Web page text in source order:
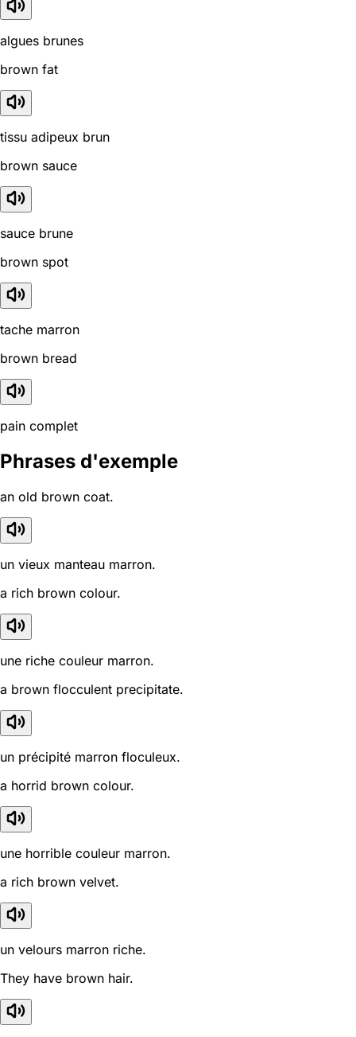
algues brunes
brown fat
tissu adipeux brun
brown sauce
sauce brune
brown spot
tache marron
brown bread
pain complet
Phrases d'exemple
an old brown coat.
un vieux manteau marron.
a rich brown colour.
une riche couleur marron.
a brown flocculent precipitate.
un précipité marron floculeux.
a horrid brown colour.
une horrible couleur marron.
a rich brown velvet.
un velours marron riche.
They have brown hair.